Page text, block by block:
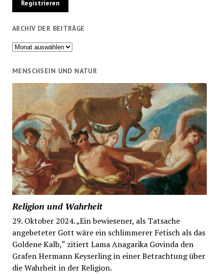
ARCHIV DER BEITRÄGE
Archiv
Beiträge
MENSCHSEIN UND NATUR
Religion und Wahrheit
29. Oktober 2024. „Ein bewiesener, als Tatsache
angebeteter Gott wäre ein schlimmerer Fetisch als das
Goldene Kalb,“ zitiert Lama Anagarika Govinda den
Grafen Hermann Keyserling in einer Betrachtung über
die Wahrheit in der Religion.